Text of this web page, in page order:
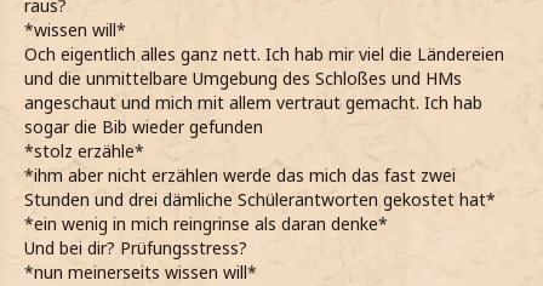
raus?
*wissen will*
Och eigentlich alles ganz nett. Ich hab mir viel die Ländereien
und die unmittelbare Umgebung des Schloßes und HMs
angeschaut und mich mit allem vertraut gemacht. Ich hab
sogar die Bib wieder gefunden
*stolz erzähle*
*ihm aber nicht erzählen werde das mich das fast zwei
Stunden und drei dämliche Schülerantworten gekostet hat*
*ein wenig in mich reingrinse als daran denke*
Und bei dir? Prüfungsstress?
*nun meinerseits wissen will*